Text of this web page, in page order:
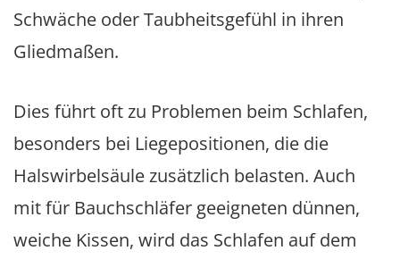
Schwäche oder Taubheitsgefühl in ihren
Gliedmaßen.
Dies führt oft zu Problemen beim Schlafen,
besonders bei Liegepositionen, die die
Halswirbelsäule zusätzlich belasten. Auch
mit für Bauchschläfer geeigneten dünnen,
weiche Kissen, wird das Schlafen auf dem